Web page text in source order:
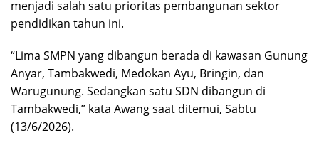
menjadi salah satu prioritas pembangunan sektor
pendidikan tahun ini.
“Lima SMPN yang dibangun berada di kawasan Gunung
Anyar, Tambakwedi, Medokan Ayu, Bringin, dan
Warugunung. Sedangkan satu SDN dibangun di
Tambakwedi,” kata Awang saat ditemui, Sabtu
(13/6/2026).